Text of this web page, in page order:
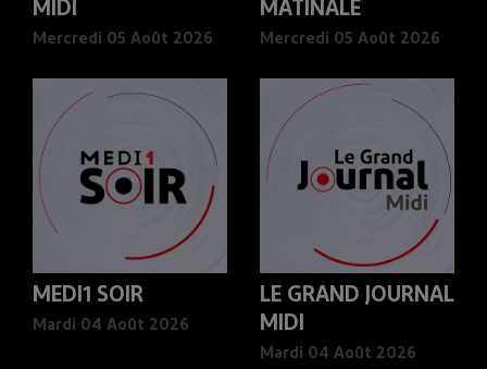
MIDI
Mercredi 05 Août 2026
MATINALE
Mercredi 05 Août 2026
MEDI1 SOIR
Mardi 04 Août 2026
LE GRAND JOURNAL
MIDI
Mardi 04 Août 2026